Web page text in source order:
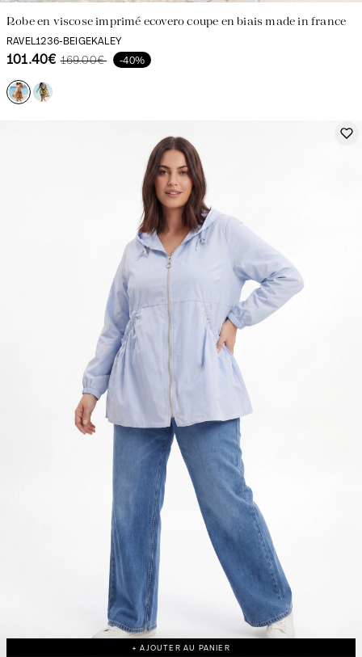
Robe en viscose imprimé ecovero coupe en biais made in france
RAVEL1236-BEIGEKALEY
101.40€ 169.00€ -40%
+ AJOUTER AU PANIER